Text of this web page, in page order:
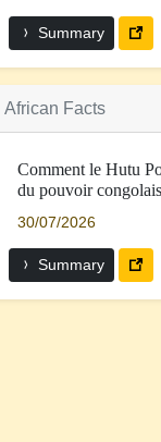
Summary
African Facts
Comment le Hutu
du pouvoir congolais
30/07/2026
Summary